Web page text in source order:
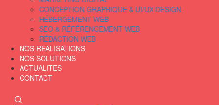
CONCEPTION GRAPHIQUE & UI/UX DESIGN
HÉBERGEMENT WEB
SEO & RÉFÉRENCEMENT WEB
RÉDACTION WEB
NOS REALISATIONS
NOS SOLUTIONS
ACTUALITES
CONTACT